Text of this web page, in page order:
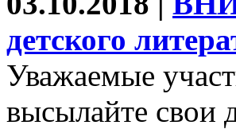
детского
Уважаемые
высылайте свои